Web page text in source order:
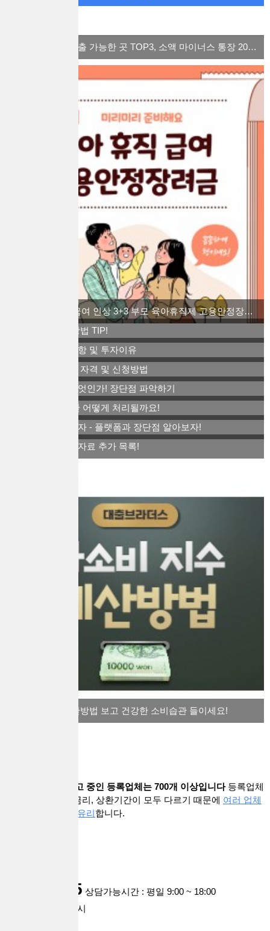
체크카드 소액대출 가능한 곳 TOP3, 소액 마이너스 통장 2022 ver.
2022 육아 휴직급여 인상 3+3 부모 육아휴직제 고용안정장려금을 알아보자
경제력 키우는 방법 TIP!
비트코인 주의사항 및 투자이유
역세권 청년주택 자격 및 신청방법
스톡옵션이란 무엇인가! 장단점 파악하기
퇴사 후 연말정산 어떻게 처리될까요!
아트테크 소액투자 - 플랫폼과 장단점 알아보자!
연말정산 간소화자료 추가 목록!
과소비 지수 계산방법 보고 건강한 소비습관 들이세요!
대출브라더스에 광고 중인 등록업체는 700개 이상입니다등록업체
마다 기준과 상품, 금리, 상환기간이 모두 다르기 때문에 여러 업체
와 상담해보시는게 유리합니다.
1668-0935 상담가능시간 : 평일 9:00 ~ 18:00
점심시간 : 12시 ~ 1시